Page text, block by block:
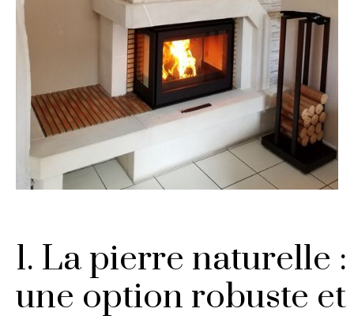
1. La pierre naturelle :
une option robuste et